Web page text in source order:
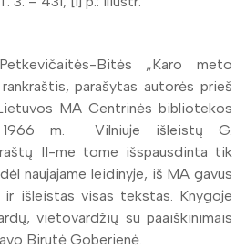
Bitės „Karo meto
parašytas autorės prieš
MA Centrinės bibliotekos
1966 m. Vilniuje išleistų G.
II-me tome išspausdinta tik
naujajame leidinyje, iš MA gavus
ir išleistas visas tekstas. Knygoje
vietovardžių su paaiškinimais
Birutė Goberienė.